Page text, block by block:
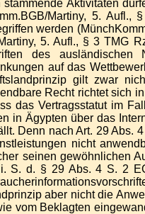
Aktivitäten
Martiny, 5.
werden
5. Aufl., § 3 TMG
des ausländischen
auf das
gilt zwar
Recht richtet sich
das Vertragsstatut im
in Ägypten über das
Denn nach Art. 29 Abs.
nicht
seinen gewöhnlichen
S. d. § 29 Abs. 4 S. 2
aber nicht die
vom Beklagten